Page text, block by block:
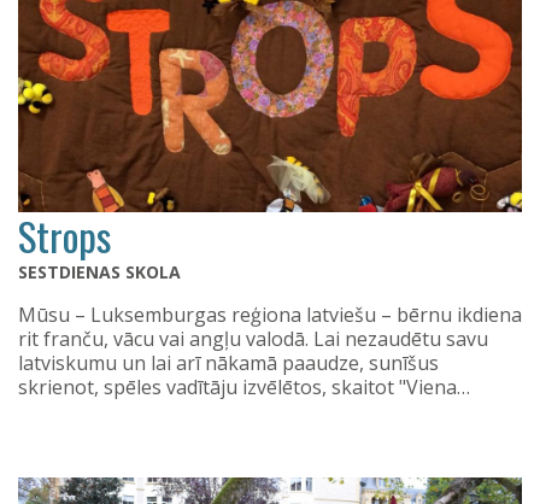
Strops
SESTDIENAS SKOLA
Mūsu – Luksemburgas reģiona latviešu – bērnu ikdiena
rit franču, vācu vai angļu valodā. Lai nezaudētu savu
latviskumu un lai arī nākamā paaudze, sunīšus
skrienot, spēles vadītāju izvēlētos, skaitot "Viena…